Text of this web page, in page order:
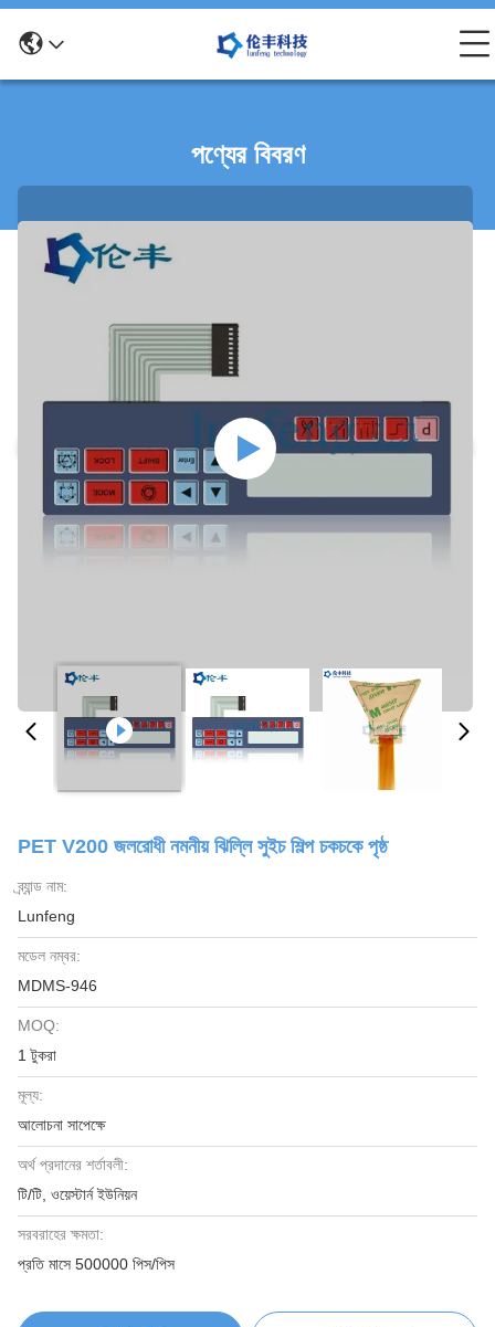
পণ্যের বিবরণ
PET V200 জলরোধী নমনীয় ঝিল্লি সুইচ শিল্প চকচকে পৃষ্ঠ
ব্র্যান্ড নাম:
Lunfeng
মডেল নম্বর:
MDMS-946
MOQ:
1 টুকরা
মূল্য:
আলোচনা সাপেক্ষে
অর্থ প্রদানের শর্তাবলী:
টি/টি, ওয়েস্টার্ন ইউনিয়ন
সরবরাহের ক্ষমতা:
প্রতি মাসে 500000 পিস/পিস